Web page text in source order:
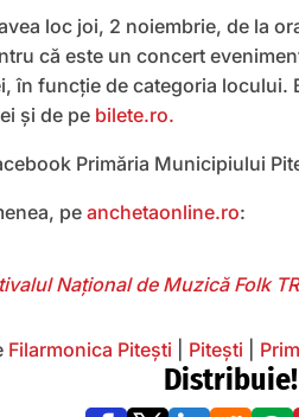
loc joi, 2 noiembrie, de la
că este un concert
în funcție de categoria locului.
și de pe bilete.ro.
Primăria Municipiului
pe anchetaonline.ro:
Național de Muzică Folk
Filarmonica Pitești Pitești
Distribuie!